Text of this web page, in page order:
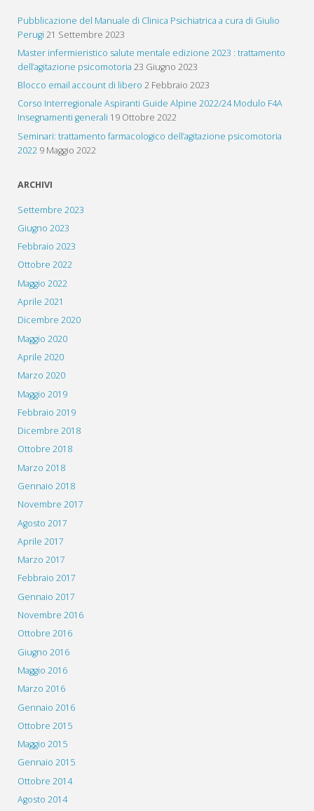
Pubblicazione del Manuale di Clinica Psichiatrica a cura di Giulio
Perugi 21 Settembre 2023
Master infermieristico salute mentale edizione 2023 : trattamento
dell’agitazione psicomotoria 23 Giugno 2023
Blocco email account di libero 2 Febbraio 2023
Corso Interregionale Aspiranti Guide Alpine 2022/24 Modulo F4A
Insegnamenti generali 19 Ottobre 2022
Seminari: trattamento farmacologico dell’agitazione psicomotoria
2022 9 Maggio 2022
ARCHIVI
Settembre 2023
Giugno 2023
Febbraio 2023
Ottobre 2022
Maggio 2022
Aprile 2021
Dicembre 2020
Maggio 2020
Aprile 2020
Marzo 2020
Maggio 2019
Febbraio 2019
Dicembre 2018
Ottobre 2018
Marzo 2018
Gennaio 2018
Novembre 2017
Agosto 2017
Aprile 2017
Marzo 2017
Febbraio 2017
Gennaio 2017
Novembre 2016
Ottobre 2016
Giugno 2016
Maggio 2016
Marzo 2016
Gennaio 2016
Ottobre 2015
Maggio 2015
Gennaio 2015
Ottobre 2014
Agosto 2014